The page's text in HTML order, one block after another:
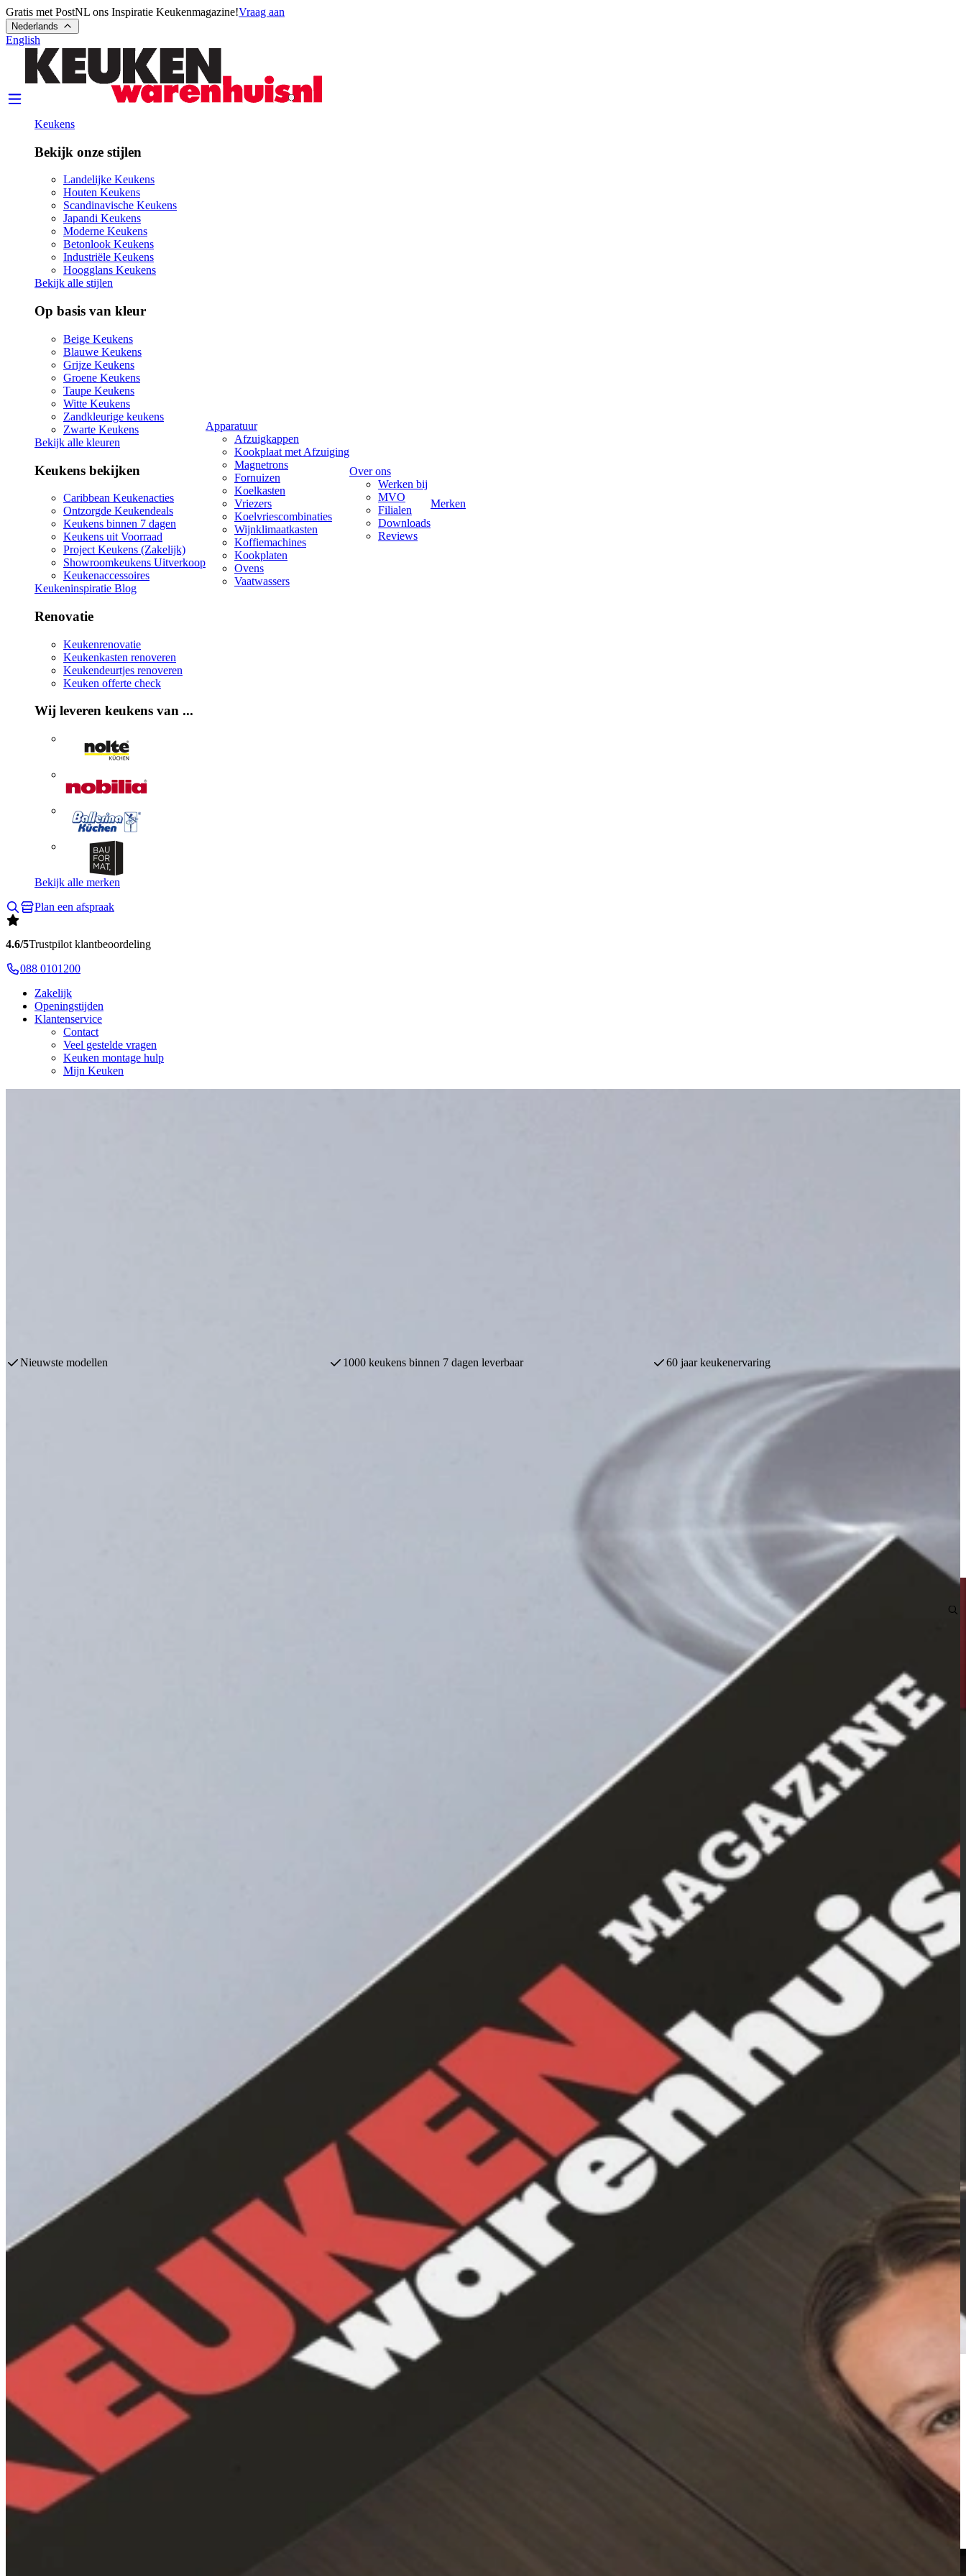
Gratis met PostNL ons Inspiratie Keukenmagazine!Vraag aan
Nederlands
English
Keukens
Bekijk onze stijlen
Landelijke Keukens
Houten Keukens
Scandinavische Keukens
Japandi Keukens
Moderne Keukens
Betonlook Keukens
Industriële Keukens
Hoogglans Keukens
Bekijk alle stijlen
Op basis van kleur
Beige Keukens
Blauwe Keukens
Grijze Keukens
Groene Keukens
Taupe Keukens
Witte Keukens
Zandkleurige keukens
Zwarte Keukens
Bekijk alle kleuren
Keukens bekijken
Caribbean Keukenacties
Ontzorgde Keukendeals
Keukens binnen 7 dagen
Keukens uit Voorraad
Project Keukens (Zakelijk)
Showroomkeukens Uitverkoop
Keukenaccessoires
Keukeninspiratie Blog
Renovatie
Keukenrenovatie
Keukenkasten renoveren
Keukendeurtjes renoveren
Keuken offerte check
Wij leveren keukens van ...
Bekijk alle merken
Apparatuur
Afzuigkappen
Kookplaat met Afzuiging
Magnetrons
Fornuizen
Koelkasten
Vriezers
Koelvriescombinaties
Wijnklimaatkasten
Koffiemachines
Kookplaten
Ovens
Vaatwassers
Over ons
Werken bij
MVO
Filialen
Downloads
Reviews
Merken
Plan een afspraak
4.6/5Trustpilot klantbeoordeling
088 0101200
Zakelijk
Openingstijden
Klantenservice
Contact
Veel gestelde vragen
Keuken montage hulp
Mijn Keuken
1000 keukens binnen 7 dagen leverbaar
60 jaar keukenervaring
Persoonlijk Advies Door Ervaren Experts
Een wijnklimaatkast zorgt ervoor dat je wijn altijd op de juiste temperatuur wordt bewaard, of het nu een frisse witte wijn, een volle rode wijn of een delicate champagne is. Door constante koeling en optimale
Voor echte wijnliefhebbers is een wijnklimaatkast meer dan een luxe: het is een investering in smaak en beleving. Het beschermt je wijnen tegen temperatuurschommelingen en vochtproblemen, terwijl het
Welke opties zijn er bij het kiezen van een WIjnklimaatkast
In verschillende soorten en maten
Bepaal eerst hoeveel flessen je wilt bewaren en kies een kast met de juiste indeling. Verstelbare planken en meerdere zones maken het mogelijk om rode, witte en mousserende wijnen optimaal te bewaren.
Let op een constante temperatuur, juiste luchtvochtigheid en trillingsvrije opslag. UV-bestendig glas beschermt je wijnen tegen zonlicht, zodat smaak en kwaliteit behouden blijven.
Digitale bediening, stille werking en alarmsystemen verhogen het gebruiksgemak. Kies tussen een vrijstaande of inbouwkast voor een stijlvolle presentatie die past bij je keuken of wijnkamer.
Bij Keukenwarenhuis.nl staan adviseurs klaar om u te voorzien van informatie over Wijnklimaatkasten. Geïnteresseerd? Klik op de onderstaande button en wij nemen contact met u op: